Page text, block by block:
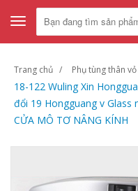
Toggle
navigation
Trang chủ Phụ tùng thân vỏ
18-122 Wuling Xin
đổi 19 Hongguang v Glass
CỬA MÔ TƠ NÂNG KÍNH